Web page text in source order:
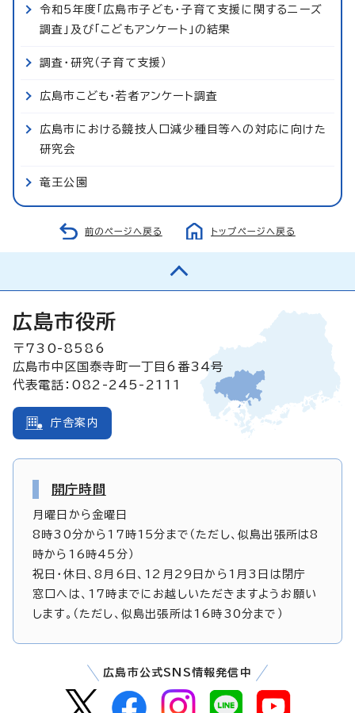
令和5年度「広島市子ども・子育て支援に関するニーズ
調査」及び「こどもアンケート」の結果
調査・研究（子育て支援）
広島市こども・若者アンケート調査
広島市における競技人口減少種目等への対応に向けた
研究会
竜王公園
前のページへ戻る トップページへ戻る
広島市役所
〒730-8586
広島市中区国泰寺町一丁目6番34号
代表電話：082-245-2111
庁舎案内
開庁時間
月曜日から金曜日
8時30分から17時15分まで（ただし、似島出張所は8
時から16時45分）
祝日・休日、8月6日、12月29日から1月3日は閉庁
窓口へは、17時までにお越しいただきますようお願い
します。（ただし、似島出張所は16時30分まで）
広島市公式SNS情報発信中